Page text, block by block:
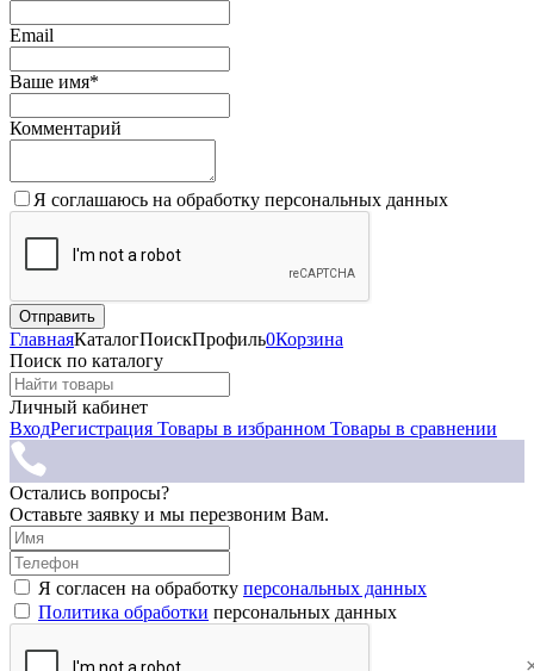
Email
Ваше имя*
Комментарий
Я соглашаюсь на обработку персональных данных
ГлавнаяКаталогПоискПрофиль0Корзина
Поиск по каталогу
Личный кабинет
ВходРегистрация Товары в избранном Товары в сравнении
Остались вопросы?
Оставьте заявку и мы перезвоним Вам.
Я согласен на обработку персональных данных
Политика обработки персональных данных